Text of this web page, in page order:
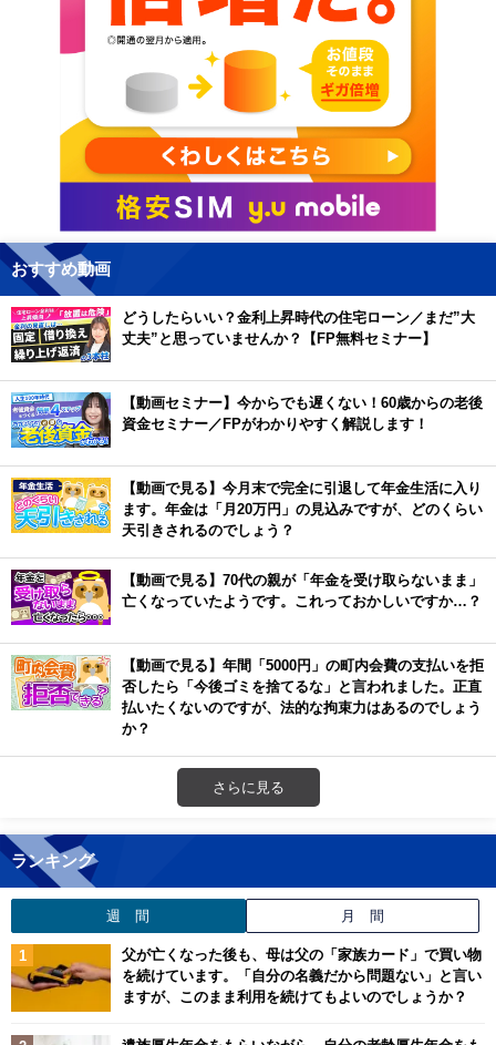
おすすめ動画
どうしたらいい？金利上昇時代の住宅ローン／まだ”大
丈夫”と思っていませんか？【FP無料セミナー】
【動画セミナー】今からでも遅くない！60歳からの老後
資金セミナー／FPがわかりやすく解説します！
【動画で見る】今月末で完全に引退して年金生活に入り
ます。年金は「月20万円」の見込みですが、どのくらい
天引きされるのでしょう？
【動画で見る】70代の親が「年金を受け取らないまま」
亡くなっていたようです。これっておかしいですか…？
【動画で見る】年間「5000円」の町内会費の支払いを拒
否したら「今後ゴミを捨てるな」と言われました。正直
払いたくないのですが、法的な拘束力はあるのでしょう
か？
さらに見る
ランキング
週 間 月 間
父が亡くなった後も、母は父の「家族カード」で買い物
を続けています。「自分の名義だから問題ない」と言い
ますが、このまま利用を続けてもよいのでしょうか？